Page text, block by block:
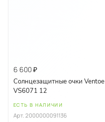
6 600 ₽
Солнцезащитные очки Ventoe
VS6071 12
ЕСТЬ В НАЛИЧИИ
Арт. 2000000091136